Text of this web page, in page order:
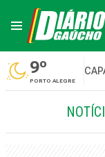
9º
PORTO ALEGRE